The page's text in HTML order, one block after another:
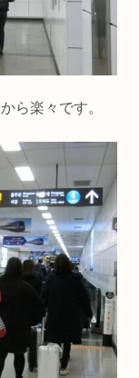
ら楽々です。